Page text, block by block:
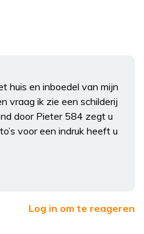
huis en inboedel van mijn
vraag ik zie een schilderij
door Pieter 584 zegt u
voor een indruk heeft u
Log in om te reageren